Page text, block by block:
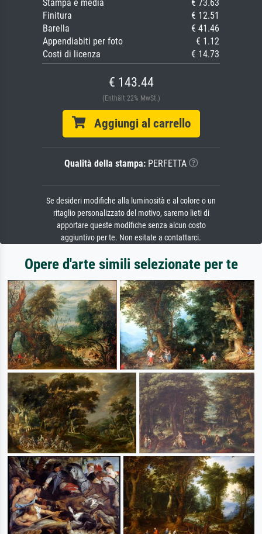
Stampa e media
€ 73.63
Finitura
€ 12.51
Barella
€ 41.46
Appendiabiti per foto
€ 1.12
Costi di licenza
€ 14.73
€ 143.44
(Enthält 22% MwSt.)
Aggiungi al carrello
Qualità della stampa:PERFETTA
Se desideri modifiche alla luminosità e al colore o un
ritaglio personalizzato del motivo, saremo lieti di
apportare queste modifiche senza alcun costo
aggiuntivo per te. Non esitate a contattarci.
Opere d'arte simili selezionate per te